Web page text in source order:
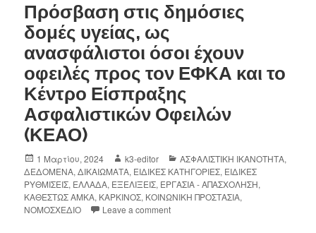
Πρόσβαση στις δημόσιες
δομές υγείας, ως
ανασφάλιστοι όσοι έχουν
οφειλές προς τον ΕΦΚΑ και το
Κέντρο Είσπραξης
Ασφαλιστικών Οφειλών
(ΚΕΑΟ)
1 Μαρτίου, 2024 k3-editor ΑΣΦΑΛΙΣΤΙΚΗ ΙΚΑΝΟΤΗΤΑ,
ΔΕΔΟΜΕΝΑ,ΔΙΚΑΙΩΜΑΤΑ, ΕΙΔΙΚΕΣ ΚΑΤΗΓΟΡΙΕΣ, ΕΙΔΙΚΕΣ
ΡΥΘΜΙΣΕΙΣ, ΕΛΛΑΔΑ, ΕΞΕΛΙΞΕΙΣ, ΕΡΓΑΣΙΑ - ΑΠΑΣΧΟΛΗΣΗ,
ΚΑΘΕΣΤΩΣ ΑΜΚΑ, ΚΑΡΚΙΝΟΣ, ΚΟΙΝΩΝΙΚΗ ΠΡΟΣΤΑΣΙΑ,
ΝΟΜΟΣΧΕΔΙΟ
Leave a comment